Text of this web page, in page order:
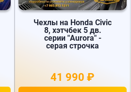
Чехлы на Honda Civic
8, хэтчбек 5 дв.
серии "Aurora" -
серая строчка
41 990 ₽